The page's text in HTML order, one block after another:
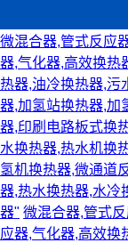
微混合器,管式反应
器,气化器,高效换热
热器,油冷换热器,污
器,加氢站换热器,加
器,印刷电路板式换
水换热器,热水机换
氢机换热器,微通道
器,热水换热器,水冷
器" 微混合器,管式
应器,气化器,高效换